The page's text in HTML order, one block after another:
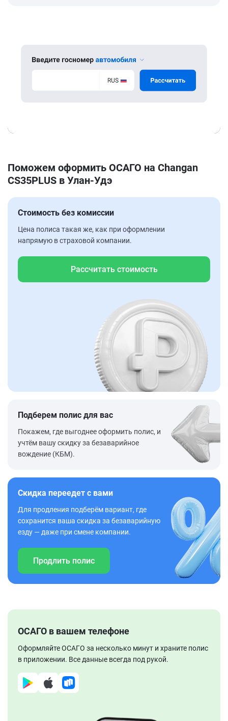
Поможем оформить ОСАГО на Changan
CS35PLUS в Улан-Удэ
Стоимость без комиссии
Цена полиса такая же, как при оформлении
напрямую в страховой компании.
Рассчитать стоимость
Подберем полис для вас
Покажем, где выгоднее оформить полис, и
учтём вашу скидку за безаварийное
вождение (КБМ).
Скидка переедет с вами
Для продления подберём вариант, где
сохранится ваша скидка за безаварийную
езду — даже при смене компании.
Продлить полис
ОСАГО в вашем телефоне
Оформляйте ОСАГО за несколько минут и храните полис
в приложении. Все данные всегда под рукой.